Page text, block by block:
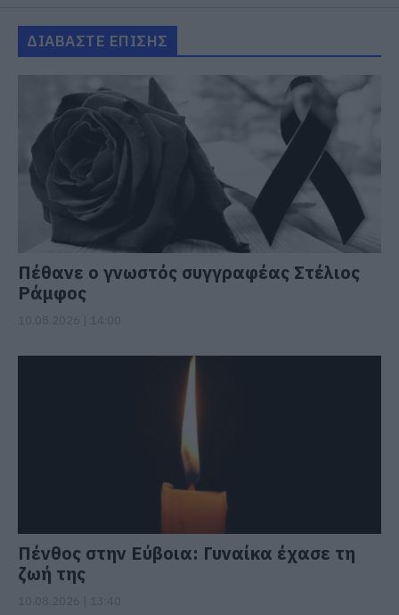
ΔΙΑΒΑΣΤΕ ΕΠΙΣΗΣ
Πέθανε ο γνωστός συγγραφέας Στέλιος
Ράμφος
Πένθος στην Εύβοια: Γυναίκα έχασε τη
ζωή της